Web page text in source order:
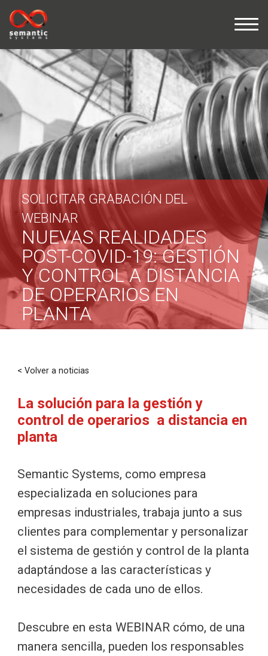
SOLICITAR GRABACIÓN DEL
WEBINAR
NUEVAS REALIDADES
POST-COVID-19: GESTIÓN
Y CONTROL A DISTANCIA
DE OPERARIOS EN
PLANTA
< Volver a noticias
La solución para la gestión y
control de operarios a distancia en
planta
Semantic Systems, como empresa
especializada en soluciones para
empresas industriales, trabaja junto a sus
clientes para complementar y personalizar
el sistema de gestión y control de la planta
adaptándose a las características y
necesidades de cada uno de ellos.
Descubre en esta WEBINAR cómo, de una
manera sencilla, pueden los responsables